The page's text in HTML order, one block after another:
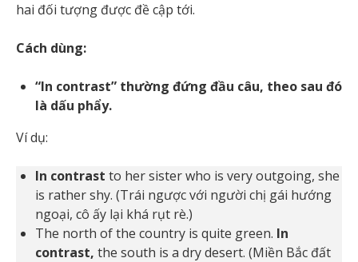
hai đối tượng được đề cập tới.
Cách dùng:
“In contrast” thường đứng đầu câu, theo sau đó
là dấu phẩy.
Ví dụ:
In contrast to her sister who is very outgoing, she
is rather shy. (Trái ngược với người chị gái hướng
ngoại, cô ấy lại khá rụt rè.)
The north of the country is quite green. In
contrast, the south is a dry desert. (Miền Bắc đất